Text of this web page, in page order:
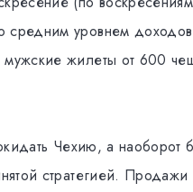
средним уровнем
мужские жилеты от 600
Чехию, а наоборот
стратегией.